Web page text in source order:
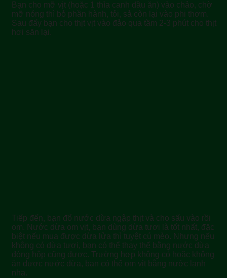
Bạn cho mỡ vịt (hoặc 1 thìa canh dầu ăn) vào chảo, chờ
mỡ nóng thì bỏ phần hành, tỏi, sả còn lại vào phi thơm.
Sau đấy bạn cho thịt vịt vào đảo qua tầm 2-3 phút cho thịt
hơi săn lại.
Tiếp đến, bạn đổ nước dừa ngập thịt và cho sấu vào rồi
om. Nước dừa om vịt, bạn dùng dừa tươi là tốt nhất, đặc
biệt nếu mua được dừa lửa thì tuyệt cú mèo. Nhưng nếu
không có dừa tươi, bạn có thể thay thế bằng nước dừa
đóng hộp cũng được. Trường hợp không có hoặc không
ăn được nước dừa, bạn có thể om vịt bằng nước lạnh
nha.